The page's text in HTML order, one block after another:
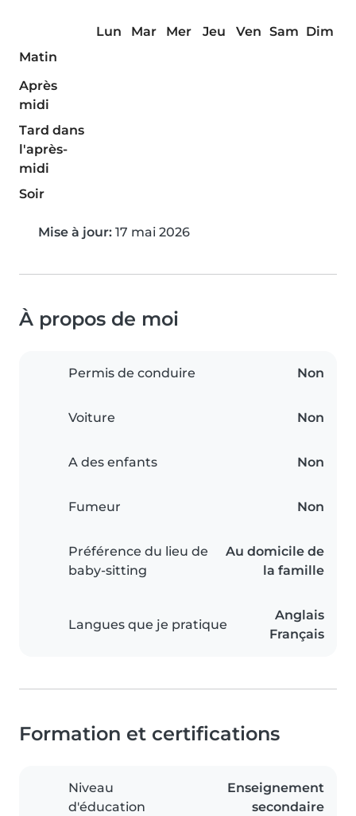
Lun Mar Mer Jeu Ven Sam Dim
Matin
Après
midi
Tard dans
l'après-
midi
Soir
Mise à jour: 17 mai 2026
À propos de moi
Permis de conduire Non
Voiture Non
A des enfants Non
Fumeur Non
Préférence du lieu de
baby-sitting
Au domicile de
la famille
Langues que je pratique
Anglais
Français
Formation et certifications
Niveau
d'éducation
Enseignement
secondaire